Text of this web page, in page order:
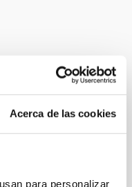
Acerca de las cookies
para personalizar